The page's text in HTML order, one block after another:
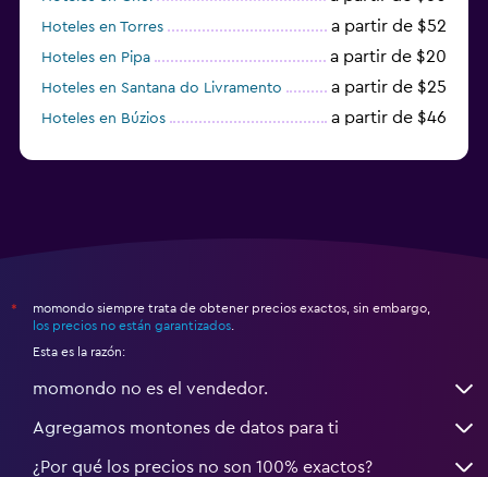
Hoteles en Torres a partir de $52
Hoteles en Pipa a partir de $20
Hoteles en Santana do Livramento a partir de $25
Hoteles en Búzios a partir de $46
*
momondo siempre trata de obtener precios exactos, sin embargo,
los precios no están garantizados
Esta es la razón:
momondo no es el vendedor.
Agregamos montones de datos para ti
¿Por qué los precios no son 100% exactos?